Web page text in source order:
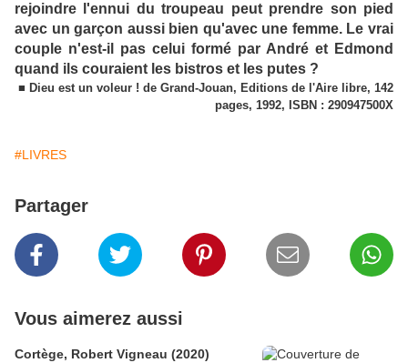
rejoindre l'ennui du troupeau peut prendre son pied
avec un garçon aussi bien qu'avec une femme. Le vrai
couple n'est-il pas celui formé par André et Edmond
quand ils couraient les bistros et les putes ?
■ Dieu est un voleur ! de Grand-Jouan, Editions de l'Aire libre, 142
pages, 1992, ISBN : 290947500X
#LIVRES
Partager
Vous aimerez aussi
Cortège, Robert Vigneau (2020)